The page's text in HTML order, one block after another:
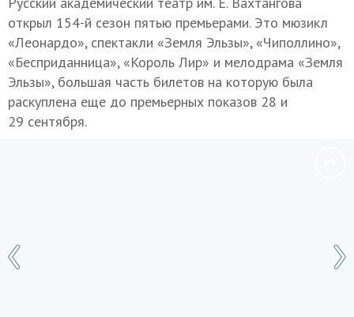
открыл 154-й сезон пятью премьерами. Это мюзикл
«Леонардо», спектакли «Земля Эльзы», «Чиполлино»,
«Бесприданница», «Король Лир» и мелодрама «Земля
Эльзы», большая часть билетов на которую была
раскуплена еще до премьерных показов 28 и
29 сентября.